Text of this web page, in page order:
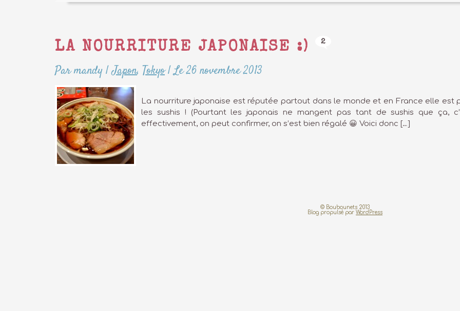
LA NOURRITURE JAPONAISE :) 2
Par mandy|Japon, Tokyo|Le 26 novembre 2013
La nourriture japonaise est réputée partout dans le monde et en France elle
les sushis ! (Pourtant les japonais ne mangent pas tant de sushis que ça,
effectivement, on peut confirmer, on s’est bien régalé 😀 Voici donc […]
© Boubounets 2013
Blog propulsé par WordPress